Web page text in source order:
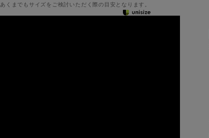
あくまでもサイズをご検討いただく際の目安となります。